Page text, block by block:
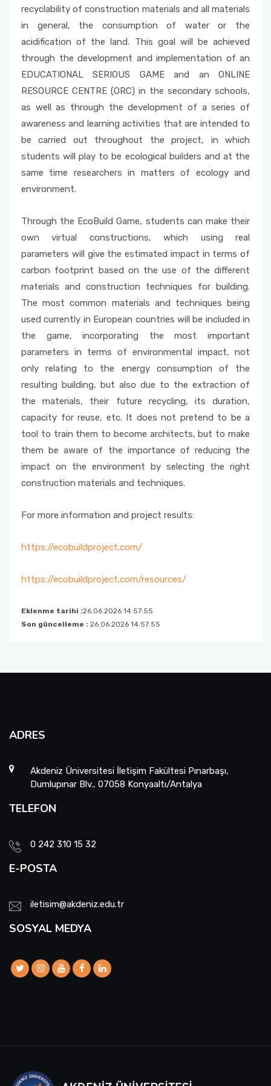
recyclability of construction materials and all materials
in general, the consumption of water or the
acidification of the land. This goal will be achieved
through the development and implementation of an
EDUCATIONAL SERIOUS GAME and an ONLINE
RESOURCE CENTRE (ORC) in the secondary schools,
as well as through the development of a series of
awareness and learning activities that are intended to
be carried out throughout the project, in which
students will play to be ecological builders and at the
same time researchers in matters of ecology and
environment.
Through the EcoBuild Game, students can make their
own virtual constructions, which using real
parameters will give the estimated impact in terms of
carbon footprint based on the use of the different
materials and construction techniques for building.
The most common materials and techniques being
used currently in European countries will be included in
the game, incorporating the most important
parameters in terms of environmental impact, not
only relating to the energy consumption of the
resulting building, but also due to the extraction of
the materials, their future recycling, its duration,
capacity for reuse, etc. It does not pretend to be a
tool to train them to become architects, but to make
them be aware of the importance of reducing the
impact on the environment by selecting the right
construction materials and techniques.
For more information and project results:
https://ecobuildproject.com/
https://ecobuildproject.com/resources/
Eklenme tarihi :26.06.2026 14:57:55
Son güncelleme : 26.06.2026 14:57:55
ADRES
Akdeniz Üniversitesi İletişim Fakültesi Pınarbaşı,
Dumlupınar Blv., 07058 Konyaaltı/Antalya
TELEFON
0 242 310 15 32
E-POSTA
iletisim@akdeniz.edu.tr
SOSYAL MEDYA
Fakülte Sanal Tur
Sosyal Kültürel Etkinlikler Komisyonu
Staj Komisyonu
Yandal-Çift Anadal Komisyonu
Yatay-Dikey Geçiş Komisyonları
Yaz Okulu Eşgüdüm Kurulu
Öğrenci Memnuniyet Anketi
Kariyer Planlama
Yatay-Dikey Geçiş Süreci
Sosyal Transkript Uygulaması
Mezun-Öğrenci Buluşmaları
Gerçekleştirilen TDK Projeleri ve Görselleri